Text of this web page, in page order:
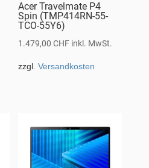
Acer Travelmate P4
Spin (TMP414RN-55-
TCO-55Y6)
1.479,00CHF inkl. MwSt.
zzgl.Versandkosten